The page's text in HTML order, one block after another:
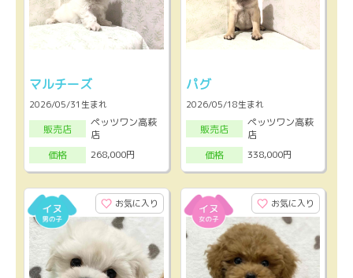
マルチーズ
2026/05/31生まれ
販売店
ペッツワン高萩
店
価格
268,000円
パグ
2026/05/18生まれ
販売店
ペッツワン高萩
店
価格
338,000円
お気に入り お気に入り